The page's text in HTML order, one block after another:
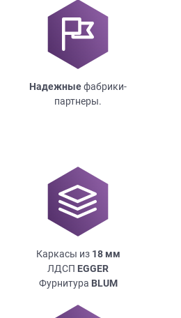
Надежныефабрики-
партнеры.
Каркасы из 18мм
ЛДСП EGGER
Фурнитура BLUM